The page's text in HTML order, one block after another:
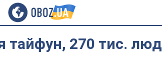
тайфун, 270 тис.